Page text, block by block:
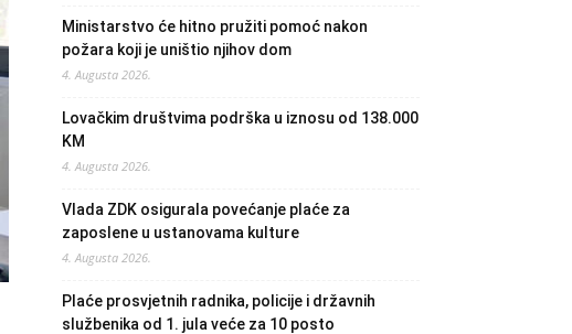
Ministarstvo će hitno pružiti pomoć nakon
požara koji je uništio njihov dom
4. Augusta 2026.
Lovačkim društvima podrška u iznosu od 138.000
KM
4. Augusta 2026.
Vlada ZDK osigurala povećanje plaće za
zaposlene u ustanovama kulture
4. Augusta 2026.
Plaće prosvjetnih radnika, policije i državnih
službenika od 1. jula veće za 10 posto